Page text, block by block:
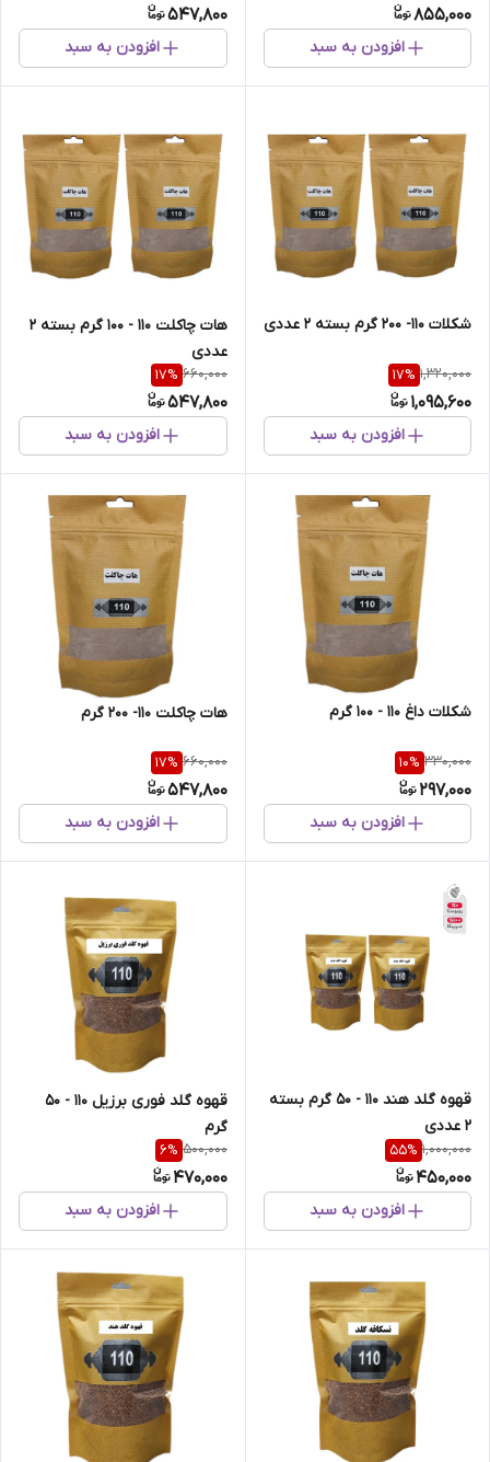
855,000
افزودن به سبد
547,800
افزودن به سبد
شکلات 110- 200 گرم بسته 2 عددی
1,320,000
17%
1,095,600
افزودن به سبد
هات چاکلت 110 - 100 گرم بسته 2
عددی
660,000
17%
547,800
افزودن به سبد
شکلات داغ 110 - 100 گرم
330,000
10%
297,000
افزودن به سبد
هات چاکلت 110- 200 گرم
660,000
17%
547,800
افزودن به سبد
قهوه گلد هند 110 - 50 گرم بسته
2 عددی
1,000,000
55%
450,000
افزودن به سبد
قهوه گلد فوری برزیل 110 - 50
گرم
500,000
6%
470,000
افزودن به سبد